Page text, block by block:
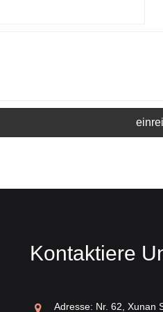
Chinesisches weißes Porzellan
Kontaktiere
Adresse: Nr. 62, Xunan